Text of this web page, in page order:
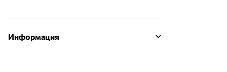
Информация